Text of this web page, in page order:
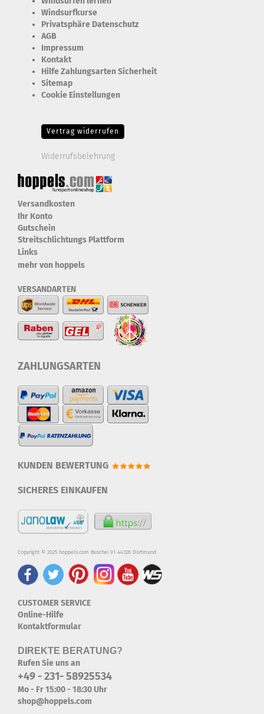
Windsurfkurse
Privatsphäre Datenschutz
AGB
Impressum
Kontakt
Hilfe Zahlungsarten Sicherheit
Sitemap
Cookie Einstellungen
Vertrag widerrufen
Widerrufsbelehrung
Versandkosten
Ihr Konto
Gutschein
Streitschlichtungs Plattform
Links
mehr von hoppels
VERSANDARTEN
ZAHLUNGSARTEN
KUNDEN BEWERTUNG
SICHERES EINKAUFEN
Copyright © 2025 hoppels.com Buschei 91 44328 Dortmund
CUSTOMER SERVICE
Online-Hilfe
Kontaktformular
DIREKTE BERATUNG?
Rufen Sie uns an
+49 - 231- 58925534
Mo - Fr 15:00 - 18:30 Uhr
shop@hoppels.com